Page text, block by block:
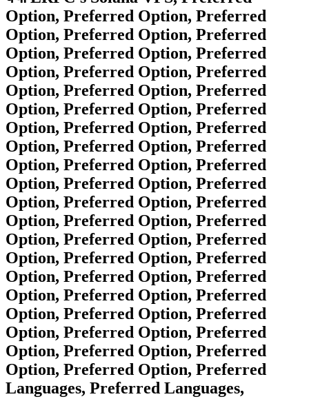
Option, Preferred Option, Preferred
Option, Preferred Option, Preferred
Option, Preferred Option, Preferred
Option, Preferred Option, Preferred
Option, Preferred Option, Preferred
Option, Preferred Option, Preferred
Option, Preferred Option, Preferred
Option, Preferred Option, Preferred
Option, Preferred Option, Preferred
Option, Preferred Option, Preferred
Option, Preferred Option, Preferred
Option, Preferred Option, Preferred
Option, Preferred Option, Preferred
Option, Preferred Option, Preferred
Option, Preferred Option, Preferred
Option, Preferred Option, Preferred
Option, Preferred Option, Preferred
Option, Preferred Option, Preferred
Option, Preferred Option, Preferred
Option, Preferred Option, Preferred
Languages, Preferred Languages,